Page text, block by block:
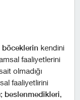
böceklerin kendini
faaliyetlerini
olmadığı
faaliyetlirini
beslenmedikleri,